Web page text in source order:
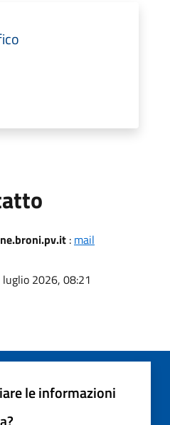
: mail
luglio 2026, 08:21
le informazioni